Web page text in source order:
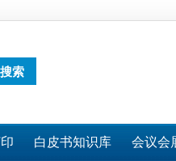
搜索
白皮书知识库 会议会